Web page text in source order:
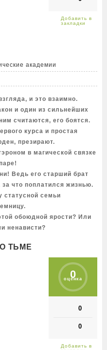
академии
и это взаимно.
и один из сильнейших
считаются, его боятся.
курса и простая
презирают.
в магической связке
Ведь его старший брат
что поплатился жизнью.
статусной семьи
обоюдной ярости? Или
ненависти?
ТЬМЕ
0
оценка
0
0